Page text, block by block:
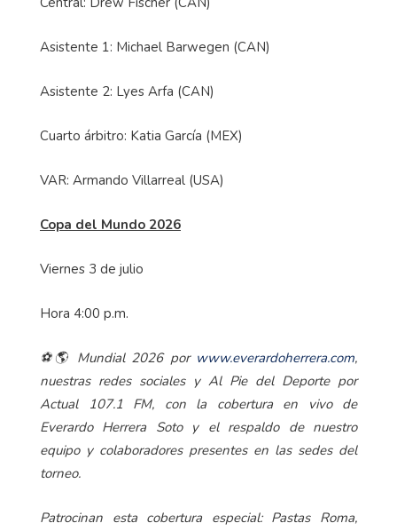
Asistente 1: Michael Barwegen (CAN)
Asistente 2: Lyes Arfa (CAN)
Cuarto árbitro: Katia García (MEX)
VAR: Armando Villarreal (USA)
Copa del Mundo 2026
Viernes 3 de julio
Hora 4:00 p.m.
⚽🌎 Mundial 2026 por www.everardoherrera.com,
nuestras redes sociales y Al Pie del Deporte por
Actual 107.1 FM, con la cobertura en vivo de
Everardo Herrera Soto y el respaldo de nuestro
equipo y colaboradores presentes en las sedes del
torneo.
Patrocinan esta cobertura especial: Pastas Roma,